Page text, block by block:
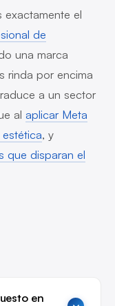
exactamente el
de
una marca
rinda por encima
a un sector
al aplicar Meta
, y
que disparan el
en